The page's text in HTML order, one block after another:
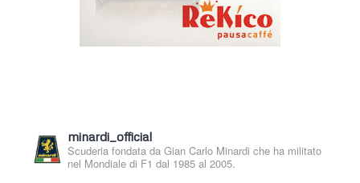
minardi_official
Scuderia fondata da Gian Carlo Minardi che ha militato
nel Mondiale di F1 dal 1985 al 2005.